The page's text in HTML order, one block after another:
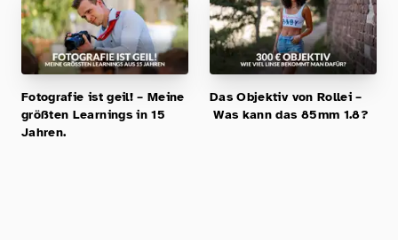
Fotografie ist geil! – Meine
größten Learnings in 15
Jahren.
Das Objektiv von Rollei –
Was kann das 85mm 1.8?